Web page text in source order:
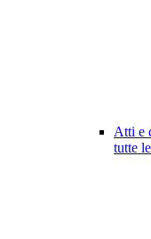
Atti e
tutte